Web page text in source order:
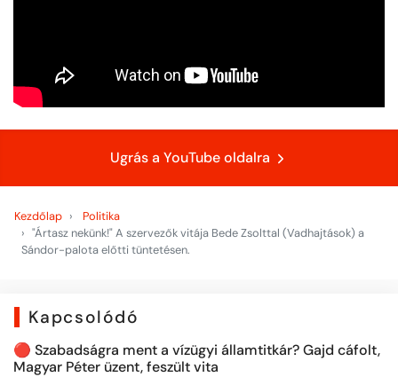
Ugrás a YouTube oldalra
Kezdőlap
Politika
"Ártasz nekünk!" A szervezők vitája Bede Zsolttal (Vadhajtások) a
Sándor-palota előtti tüntetésen.
Kapcsolódó
🔴 Szabadságra ment a vízügyi államtitkár? Gajd cáfolt,
Magyar Péter üzent, feszült vita